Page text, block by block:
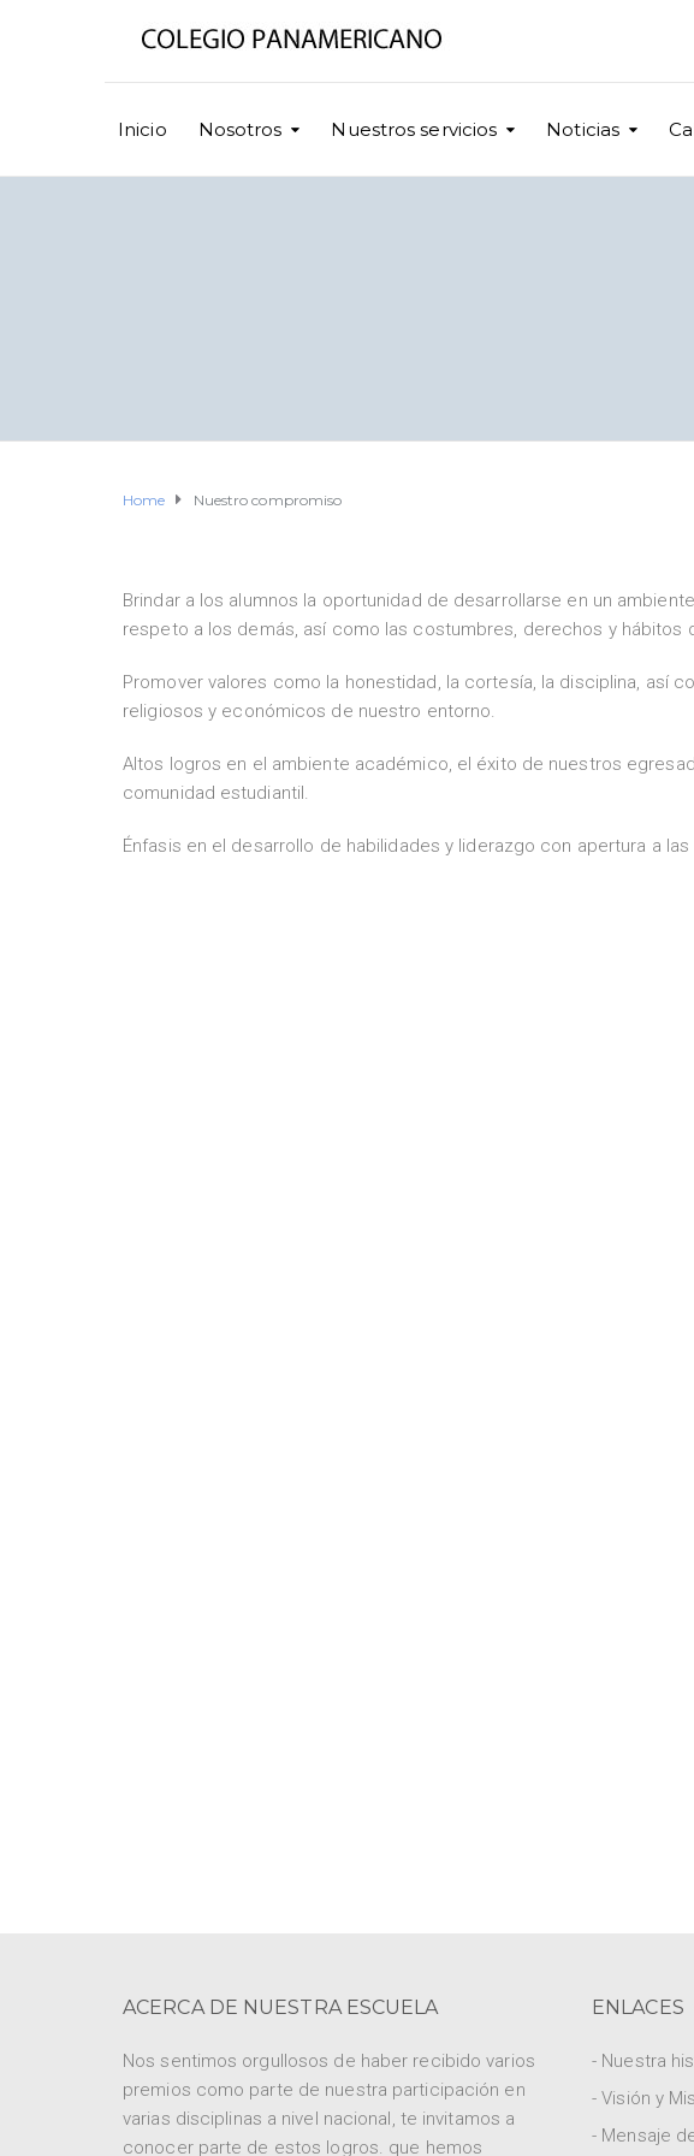
Inicio Nosotros Nuestros servicios Noticias
Home Nuestro compromiso
Brindar a los alumnos la oportunidad de desarrollarse en un
respeto a los demás, así como las costumbres, derechos y hábitos
Promover valores como la honestidad, la cortesía, la disciplina, así
religiosos y económicos de nuestro entorno.
Altos logros en el ambiente académico, el éxito de nuestros
comunidad estudiantil.
Énfasis en el desarrollo de habilidades y liderazgo con apertura a
ACERCA DE NUESTRA ESCUELA
Nos sentimos orgullosos de haber recibido varios
premios como parte de nuestra participación en
varias disciplinas a nivel nacional, te invitamos a
conocer parte de estos logros. que hemos
ENLACES
- Nuestra
- Visión y
- Mensaje